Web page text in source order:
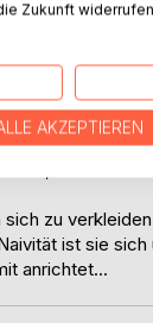
kennen, das
die täglich das
zu
ist sie
anrichtet...
Zukunft
AKZEPTIEREN